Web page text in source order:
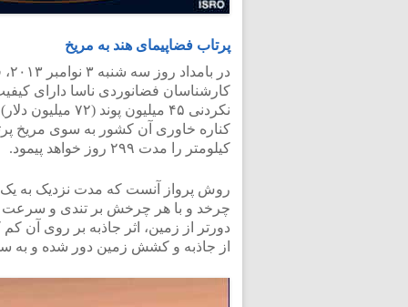
پرتاب فضاپیمای هند به مریخ
کارشناسان فضانوردی ناسا دارای
کیلومتر را مدت ۲۹۹ روز خواهد پیمود.
روش پرواز آنست که مدت نزدیک به یک
چرخد و با هر چرخش بر تندی و سرعت آن
دورتر از زمین، اثر جاذبه بر روی آن
از جاذبه و کشش زمین دور شده و